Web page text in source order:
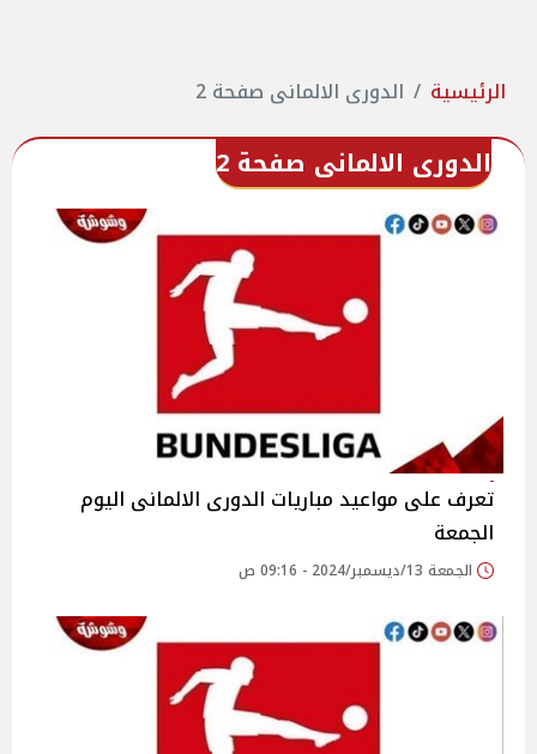
الرئيسية الدورى الالمانى صفحة 2
الدورى الالمانى صفحة 2
تعرف على مواعيد مباريات الدورى الالمانى اليوم
الجمعة
الجمعة 13/ديسمبر/2024 - 09:16 ص